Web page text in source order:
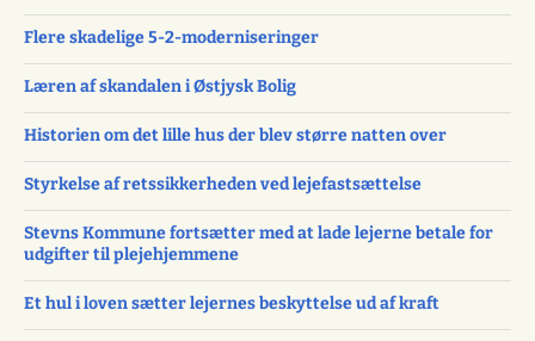
Flere skadelige 5-2-moderniseringer
Læren af skandalen i Østjysk Bolig
Historien om det lille hus der blev større natten over
Styrkelse af retssikkerheden ved lejefastsættelse
Stevns Kommune fortsætter med at lade lejerne betale for
udgifter til plejehjemmene
Et hul i loven sætter lejernes beskyttelse ud af kraft